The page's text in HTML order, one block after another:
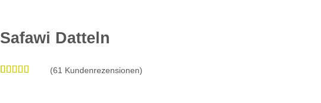
Safawi Datteln
(61 Kundenrezensionen)